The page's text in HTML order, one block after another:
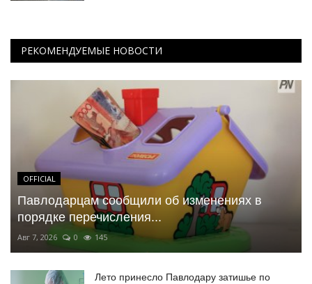
РЕКОМЕНДУЕМЫЕ НОВОСТИ
OFFICIAL
Павлодарцам сообщили об изменениях в
порядке перечисления...
Авг 7, 2026 0 145
Лето принесло Павлодару затишье по